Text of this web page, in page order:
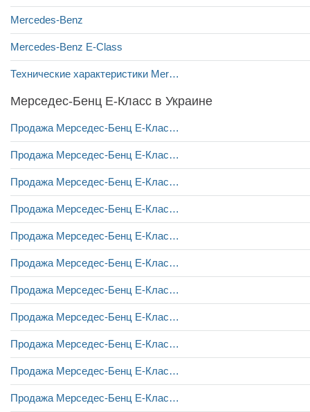
Mercedes-Benz
Mercedes-Benz E-Class
Технические характеристики Mercedes-Benz E-Class
Мерседес-Бенц Е-Класс в Украине
Продажа Мерседес-Бенц Е-Класс в Виннице
Продажа Мерседес-Бенц Е-Класс в Днепре
Продажа Мерседес-Бенц Е-Класс в Житомире
Продажа Мерседес-Бенц Е-Класс в Запорожье
Продажа Мерседес-Бенц Е-Класс в Ивано-Франковске
Продажа Мерседес-Бенц Е-Класс в Киеве
Продажа Мерседес-Бенц Е-Класс в Луцке
Продажа Мерседес-Бенц Е-Класс в Львове
Продажа Мерседес-Бенц Е-Класс в Николаеве
Продажа Мерседес-Бенц Е-Класс в Одессе
Продажа Мерседес-Бенц Е-Класс в Полтаве